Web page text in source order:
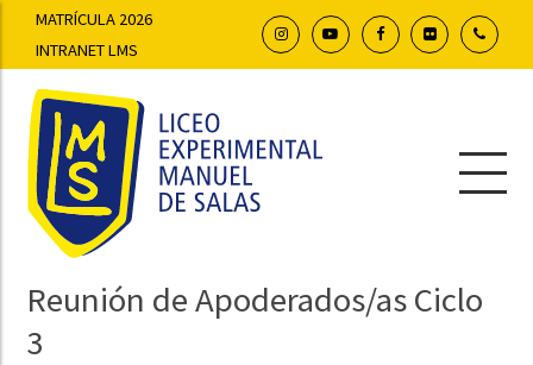
MATRÍCULA 2026
INTRANET LMS
Reunión de Apoderados/as Ciclo
3